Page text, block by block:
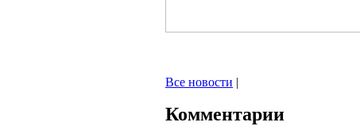
Все новости |
Комментарии